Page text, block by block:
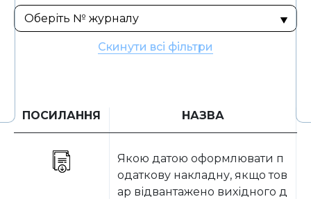
Скинути всі фільтри
ПОСИЛАННЯ НАЗВА
Якою датою оформлювати п
одаткову накладну, якщо тов
ар відвантажено вихідного д